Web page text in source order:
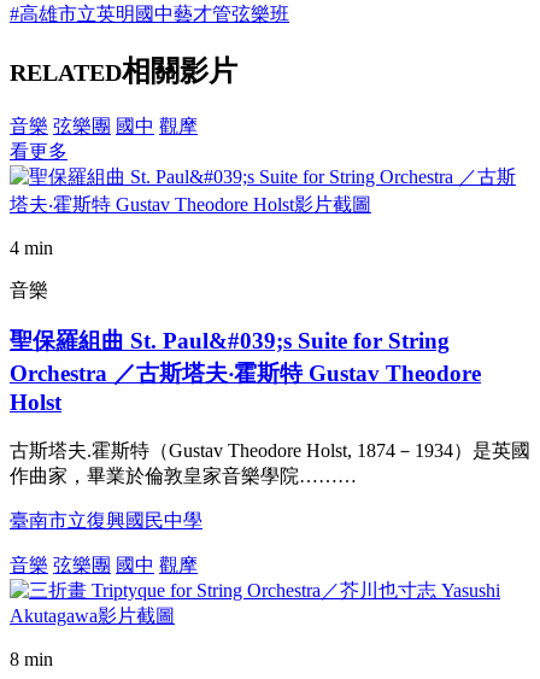
#高雄市立英明國中藝才管弦樂班
RELATED相關影片
音樂 弦樂團 國中 觀摩
看更多
4 min
音樂
聖保羅組曲 St. Paul&#039;s Suite for String
Orchestra ／古斯塔夫‧霍斯特 Gustav Theodore
Holst
古斯塔夫.霍斯特（Gustav Theodore Holst, 1874－1934）是英國
作曲家，畢業於倫敦皇家音樂學院………
臺南市立復興國民中學
音樂 弦樂團 國中 觀摩
8 min